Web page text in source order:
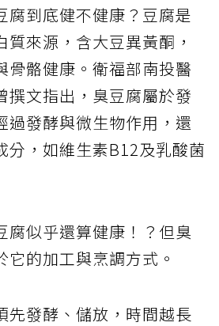
腐到底健不健康？豆腐是
來源，含大豆異黃酮，
骨骼健康。衛福部南投醫
撰文指出，臭豆腐屬於發
過發酵與微生物作用，還
分，如維生素B12及乳酸菌
腐似乎還算健康！？但臭
它的加工與烹調方式。
先發酵、儲放，時間越長